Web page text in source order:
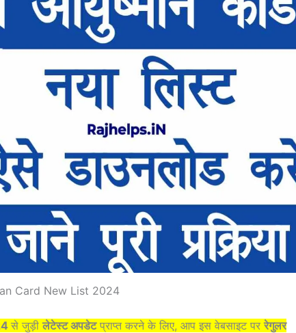
Card New List 2024
से जुड़ी लेटेस्ट अपडेटप्राप्त करने के लिए, आप इस वेबसाइट पर रेगुलर